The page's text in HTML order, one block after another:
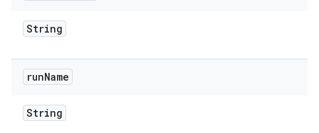
String
runName
String